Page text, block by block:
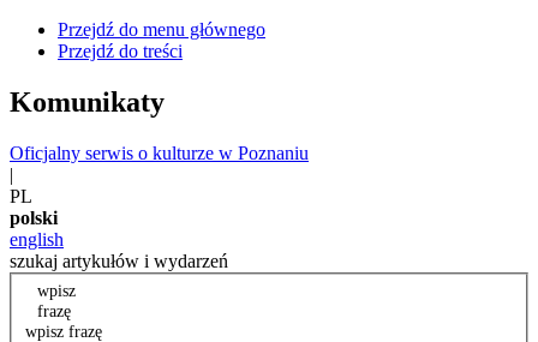
Przejdź do menu głównego
Przejdź do treści
Komunikaty
Oficjalny serwis o kulturze w Poznaniu
|
PL
polski
english
szukaj artykułów i wydarzeń
wpisz
frazę
wpisz frazę